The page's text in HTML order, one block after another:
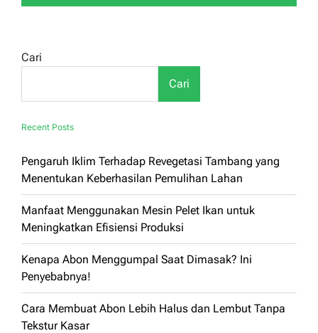
Cari
Cari
Recent Posts
Pengaruh Iklim Terhadap Revegetasi Tambang yang
Menentukan Keberhasilan Pemulihan Lahan
Manfaat Menggunakan Mesin Pelet Ikan untuk
Meningkatkan Efisiensi Produksi
Kenapa Abon Menggumpal Saat Dimasak? Ini
Penyebabnya!
Cara Membuat Abon Lebih Halus dan Lembut Tanpa
Tekstur Kasar